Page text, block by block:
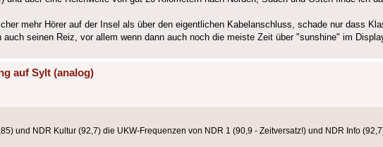
mehr Hörer auf der Insel als über den eigentlichen Kabelanschluss, schade nur dass
seinen Reiz, vor allem wenn dann auch noch die meiste Zeit über "sunshine" im
auf Sylt (analog)
und NDR Kultur (92,7) die UKW-Frequenzen von NDR 1 (90,9 - Zeitversatz!) und NDR Info